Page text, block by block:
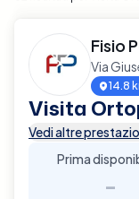
Fisio
Via
14.8
Visita
Vedi altre
Prima
-